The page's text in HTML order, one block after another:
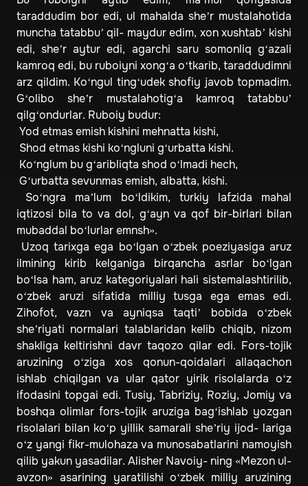
taraddudim bor edi, ul mahalda she’r mustalahotida
muncha tatabbu’ qil- maydur edim, xon xushtab’ kishi
edi, she’r aytur edi, agarchi saru somonliq g‘azali
kamroq edi, bu ruboiyni xong‘a o‘tkarib, taraddudimni
arz qildim. Ko‘ngul ting‘udek shofiy javob topmadim.
G‘olibo she’r mustalahotig‘a kamroq tatabbu’
qilg‘ondurlar. Ruboiy budur:
Yod etmas emish kishini mehnatta kishi,
Shod etmas kishi ko‘ngluni g‘urbatta kishi.
Ko‘nglum bu g‘aribliqta shod o‘lmadi hech,
G‘urbatta sevunmas emish, albatta, kishi.
So‘ngra ma’lum bo‘ldikim, turkiy lafzida mahal
iqtizosi bila to va dol, g‘ayn va qof bir-birlari bilan
mubaddal bo‘lurlar emnsh».
Uzoq tarixga ega bo‘lgan o‘zbek poeziyasiga aruz
ilmining kirib kelganiga birqancha asrlar bo‘lgan
bo‘lsa ham, aruz kategoriyalari hali sistemalashtirilib,
o‘zbek aruzi sifatida milliy tusga ega emas edi.
Zihofot, vazn va ayniqsa taqti’ bobida o‘zbek
she’riyati normalari talablaridan kelib chiqib, nizom
shakliga keltirishni davr taqozo qilar edi. Fors-tojik
aruzining o‘ziga xos qonun-qoidalari allaqachon
ishlab chiqilgan va ular qator yirik risolalarda o‘z
ifodasini topgai edi. Tusiy, Tabriziy, Roziy, Jomiy va
boshqa olimlar fors-tojik aruziga bag‘ishlab yozgan
risolalari bilan ko‘p yillik samarali she’riy ijod- lariga
o‘z yangi fikr-mulohaza va munosabatlarini namoyish
qilib yakun yasadilar. Alisher Navoiy- ning «Mezon ul-
avzon» asarining yaratilishi o‘zbek milliy aruzining